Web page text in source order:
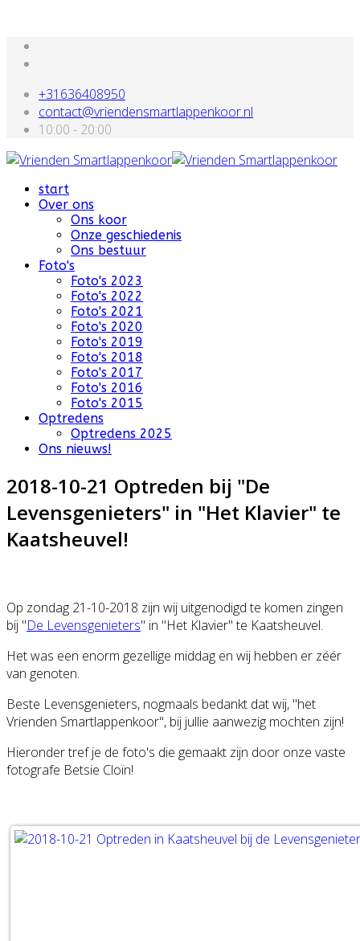
+31636408950
contact@vriendensmartlappenkoor.nl
10:00 - 20:00
start
Over ons
Ons koor
Onze geschiedenis
Ons bestuur
Foto's
Foto's 2023
Foto's 2022
Foto's 2021
Foto's 2020
Foto's 2019
Foto's 2018
Foto's 2017
Foto's 2016
Foto's 2015
Optredens
Optredens 2025
Ons nieuws!
2018-10-21 Optreden bij "De
Levensgenieters" in "Het Klavier" te
Kaatsheuvel!
Op zondag 21-10-2018 zijn wij uitgenodigd te komen zingen
bij "De Levensgenieters" in "Het Klavier" te Kaatsheuvel.
Het was een enorm gezellige middag en wij hebben er zéér
van genoten.
Beste Levensgenieters, nogmaals bedankt dat wij, "het
Vrienden Smartlappenkoor", bij jullie aanwezig mochten zijn!
Hieronder tref je de foto's die gemaakt zijn door onze vaste
fotografe Betsie Cloïn!